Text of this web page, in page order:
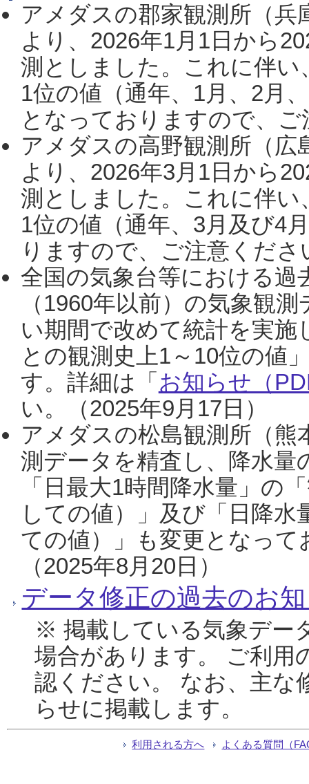
アメダスの郡家観測所（
より、2026年1月1日から
測としました。これに伴い
1位の値（通年、1月、2月
となっておりますので、
アメダスの高野観測所（
より、2026年3月1日から
測としました。これに伴い
1位の値（通年、3月及び4
りますので、ご注意くだ
全国の気象台等における過
（1960年以前）の気象観
い期間で改めて統計を実
との観測史上1～10位の値
す。詳細は「 お知らせ（
い。（2025年9月17日）
アメダスの松島観測所（熊
測データを精査し、降水
「日最大1時間降水量」の
しての値）」及び「日降
ての値）」も変更となっ
（2025年8月20日）
データ修正の過去のお
※ 掲載している気象デー
場合があります。 ご利用
認ください。 なお、主な
らせに掲載します。
利用される方へ よくある質問（